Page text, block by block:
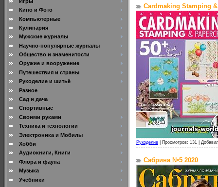
Кино и Фото
Компьютерные
Кулинария
Мужские журналы
Научно-популярные журналы
Общество и знаменитости
Оружие и вооружение
Путешествия и страны
Рукоделие и шитьё
Разное
Сад и дача
Спортивные
Своими руками
Техника и технологии
Электроника и Мобилы
Хобби
Аудиокниги, Книги
Флора и фауна
Музыка
Учебники
Cardmaking Stamping
Рукоделие Просмотров: 131 |
Сабрина №5 2020